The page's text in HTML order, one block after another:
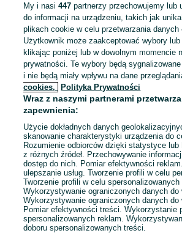
Dyspozycyjność: Elastyczny czas pracy,
Praca w weekendy
Odświeżono dnia 04 sierpnia 2026
Magazynier / Młodszy
UDT (k/m) - UoP, wolne
zmian nocnych - Gdańsk
Flügger Poland Sp. z o.o.
5 200 - 8 300 zł / mies. brutto
Gdańsk, Kokoszki
Pełny etat
Umowa o pracę
Odpowiednie doświadczenie zawodowe
Wymagane uprawnienia UDT na wózki
WJO), Niższe (II WJO i III
Dyspozycyjność: Praca zmianowa
Miejsce pracy: W siedzibie firmy
+ 1 inne
My i nasi447 partnerzy przechowujemy lub
do informacji na urządzeniu, takich jak
plikach cookie w celu przetwarzania danych
Użytkownik może zaakceptować wybory
klikając poniżej lub w dowolnym momencie
prywatności. Te wybory będą
i nie będą miały wpływu na dane
cookies,
Polityka Prywatności
Wraz z naszymi partnerami
zapewnienia:
Użycie dokładnych danych
skanowanie charakterystyki urządzenia do
Rozumienie odbiorców dzięki statystyce
z różnych źródeł. Przechowywanie
dostęp do nich. Pomiar efektywności
ulepszanie usług. Tworzenie profili w celu
Tworzenie profili w celu spersonalizowanych
Wykorzystywanie ograniczonych danych do
Wykorzystywanie ograniczonych danych do
Pomiar efektywności treści. Wykorzystanie
spersonalizowanych reklam.
doboru spersonalizowanych treści.